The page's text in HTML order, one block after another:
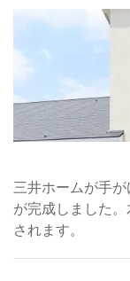
三井ホームが手
が完成しました
されます。